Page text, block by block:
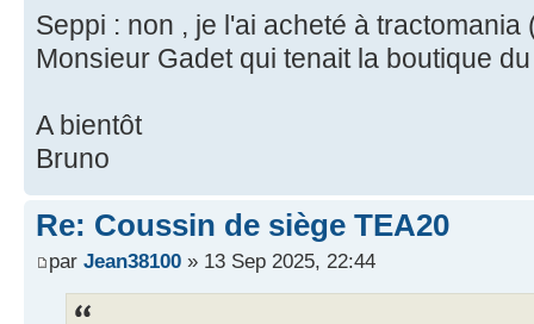
Seppi : non , je l'ai acheté à
Monsieur Gadet qui tenait la boutique
A bientôt
Bruno
Re: Coussin de siège TEA20
par Jean38100 » 13 Sep 2025, 22:44